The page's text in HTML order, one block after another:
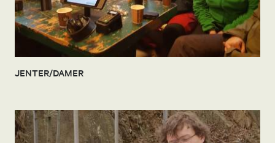
JENTER/DAMER